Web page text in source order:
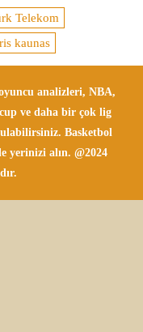
Telekom
kaunas
analizleri, NBA,
ve daha bir çok lig
Basketbol
yerinizi alın. @2024